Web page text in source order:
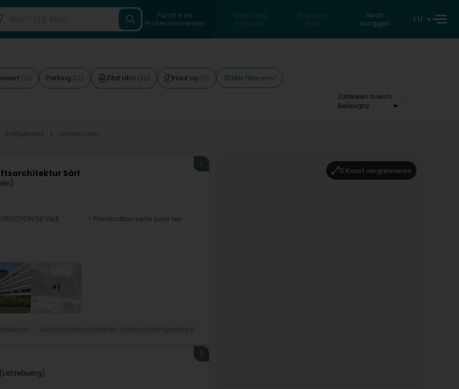
Fannt een
Professionnellen
Fannt eng
Persoun
Reverse
Sich
Sech
aloggen
LU
(12) Parking (12) Zitat Ufro (32) Haut op (3) Méi Filteren
Zortéieren duerch
Relevanz
Institutionell Urbanissem
Sàrl
1
DE VILLE - Planification verte pour les
+1
2
D'Kaart vergréisseren